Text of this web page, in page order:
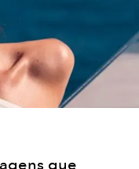
que